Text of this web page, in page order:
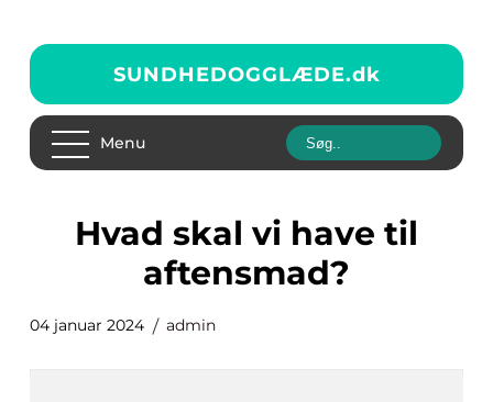
SUNDHEDOGGLÆDE.dk
Menu
hvad skal vi have til
aftensmad?
04 januar 2024 admin